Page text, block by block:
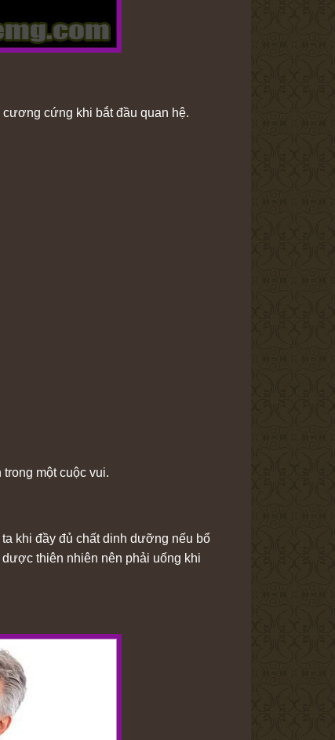
cứng khi bắt đầu quan hệ.
một cuộc vui.
khi đầy đủ chất dinh dưỡng nếu bổ
thiên nhiên nên phải uống khi